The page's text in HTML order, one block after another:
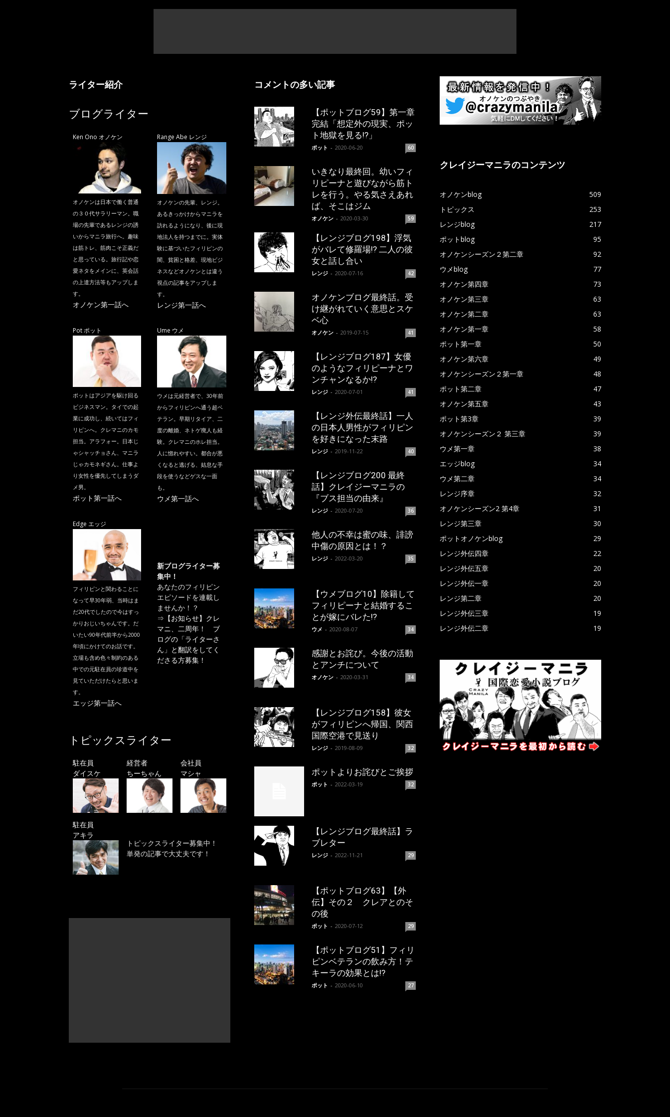
ライター紹介
ブログライター
Ken Ono オノケン
オノケンは日本で働く普通
の３０代サラリーマン。職
場の先輩であるレンジの誘
いからマニラ旅行へ。趣味
は筋トレ、筋肉こそ正義だ
と思っている。旅行記や恋
愛ネタをメインに、英会話
の上達方法等もアップしま
す。
オノケン第一話へ
Range Abe レンジ
オノケンの先輩、レンジ。
あるきっかけからマニラを
訪れるようになり、後に現
地法人を持つまでに。実体
験に基づいたフィリピンの
闇、貧困と格差、現地ビジ
ネスなどオノケンとは違う
視点の記事をアップしま
す。
レンジ第一話へ
Pot ポット
ポットはアジアを駆け回る
ビジネスマン。タイでの起
業に成功し、続いてはフィ
リピンへ。クレマニのカモ
担当。アラフォー。日本じ
ゃシャッチョさん、マニラ
じゃカモネギさん。仕事よ
り女性を優先してしまうダ
メ男。
ポット第一話へ
Ume ウメ
ウメは元経営者で、30年前
からフィリピンへ通う超ベ
テラン。早期リタイア、二
度の離婚、ネトゲ廃人も経
験。クレマニのホレ担当。
人に惚れやすい。都合が悪
くなると逃げる、姑息な手
段を使うなどゲスな一面
も。
ウメ第一話へ
Edge エッジ
フィリピンと関わることに
なって早30年弱、当時はま
だ20代でしたので今はすっ
かりおじいちゃんです。だ
いたい90年代前半から2000
年頃にかけてのお話です。
立場も含め色々制約のある
中での元駐在員の珍道中を
見ていただけたらと思いま
す。
エッジ第一話へ
新ブログライター募
集中！
あなたのフィリピン
エピソードを連載し
ませんか！？
⇒ 【お知らせ】クレ
マニ、二周年！ ブ
ログの「ライターさ
ん」と翻訳をしてく
ださる方募集！
トピックスライター
駐在員
ダイスケ
経営者
ちーちゃん
会社員
マシャ
駐在員
アキラ
トピックスライター募集中！
単発の記事で大丈夫です！
コメントの多い記事
【ポットブログ59】第一章
完結「想定外の現実、ポッ
ト地獄を見る!?」
ポット - 2020-06-20 60
いきなり最終回。幼いフィ
リピーナと遊びながら筋ト
レを行う。やる気さえあれ
ば、そこはジム
オノケン - 2020-03-30 59
【レンジブログ198】浮気
がバレて修羅場!? 二人の彼
女と話し合い
レンジ - 2020-07-16 42
オノケンブログ最終話。受
け継がれていく意思とスケ
ベ心
オノケン - 2019-07-15 41
【レンジブログ187】女優
のようなフィリピーナとワ
ンチャンなるか!?
レンジ - 2020-07-01 41
【レンジ外伝最終話】一人
の日本人男性がフィリピン
を好きになった末路
レンジ - 2019-11-22 40
【レンジブログ200 最終
話】クレイジーマニラの
『ブス担当の由来』
レンジ - 2020-07-20 36
他人の不幸は蜜の味、誹謗
中傷の原因とは！？
レンジ - 2022-03-20 35
【ウメブログ10】除籍して
フィリピーナと結婚するこ
とが嫁にバレた!?
ウメ - 2020-08-07 34
感謝とお詫び。今後の活動
とアンチについて
オノケン - 2020-03-31 34
【レンジブログ158】彼女
がフィリピンへ帰国、関西
国際空港で見送り
レンジ - 2019-08-09 32
ポットよりお詫びとご挨拶
ポット - 2022-03-19 32
【レンジブログ最終話】ラ
ブレター
レンジ - 2022-11-21 29
【ポットブログ63】【外
伝】その２ クレアとのそ
の後
ポット - 2020-07-12 29
【ポットブログ51】フィリ
ピンベテランの飲み方！テ
キーラの効果とは!?
ポット - 2020-06-10 27
クレイジーマニラのコンテンツ
オノケンblog
509
トピックス
253
レンジblog
217
ポットblog
95
オノケンシーズン２第二章
92
ウメblog
77
オノケン第四章
73
オノケン第三章
63
オノケン第二章
63
オノケン第一章
58
ポット第一章
50
オノケン第六章
49
オノケンシーズン２第一章
48
ポット第二章
47
オノケン第五章
43
ポット第3章
39
オノケンシーズン２ 第三章
39
ウメ第一章
38
エッジblog
34
ウメ第二章
34
レンジ序章
32
オノケンシーズン2 第4章
31
レンジ第三章
30
ポットオノケンblog
29
レンジ外伝四章
22
レンジ外伝五章
20
レンジ外伝一章
20
レンジ第二章
20
レンジ外伝三章
19
レンジ外伝二章
19